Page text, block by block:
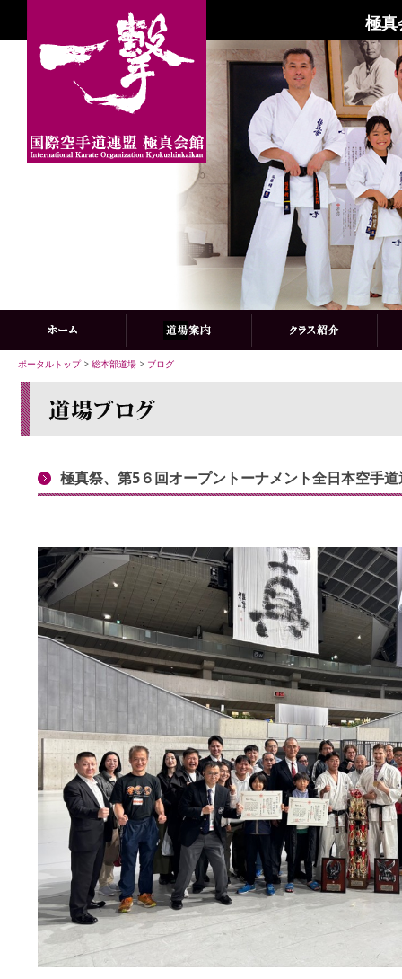
極真
ポータルトップ> 総本部道場 > ブログ
極真祭、第5６回オープントーナメント全日本空手